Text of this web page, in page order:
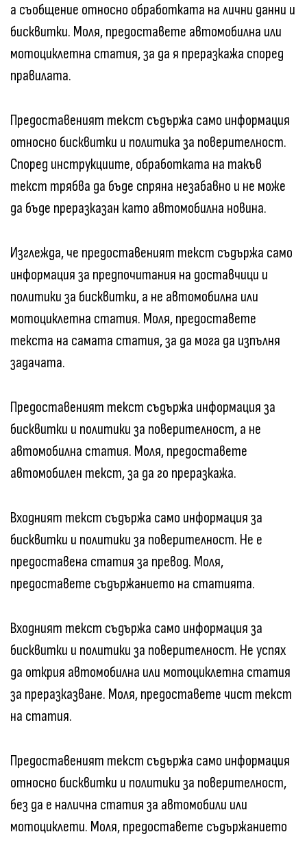
а съобщение относно обработката на лични данни и
бисквитки. Моля, предоставете автомобилна или
мотоциклетна статия, за да я преразкажа според
правилата.
Предоставеният текст съдържа само информация
относно бисквитки и политика за поверителност.
Според инструкциите, обработката на такъв
текст трябва да бъде спряна незабавно и не може
да бъде преразказан като автомобилна новина.
Изглежда, че предоставеният текст съдържа само
информация за предпочитания на доставчици и
политики за бисквитки, а не автомобилна или
мотоциклетна статия. Моля, предоставете
текста на самата статия, за да мога да изпълня
задачата.
Предоставеният текст съдържа информация за
бисквитки и политики за поверителност, а не
автомобилна статия. Моля, предоставете
автомобилен текст, за да го преразкажа.
Входният текст съдържа само информация за
бисквитки и политики за поверителност. Не е
предоставена статия за превод. Моля,
предоставете съдържанието на статията.
Входният текст съдържа само информация за
бисквитки и политики за поверителност. Не успях
да открия автомобилна или мотоциклетна статия
за преразказване. Моля, предоставете чист текст
на статия.
Предоставеният текст съдържа само информация
относно бисквитки и политики за поверителност,
без да е налична статия за автомобили или
мотоциклети. Моля, предоставете съдържанието